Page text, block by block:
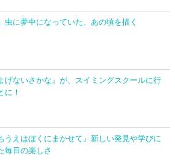
虫に夢中になっていた、あの頃を描く
げないさかな』が、スイミングスクールに行
に！
うえはぼくにまかせて』新しい発見や学びに
毎日の楽しさ